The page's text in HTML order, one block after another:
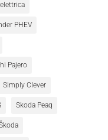
PHEV
Pajero
Simply Clever
Skoda Peaq